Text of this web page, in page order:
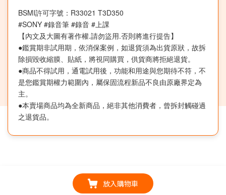
BSMI許可字號：R33021 T3D350
#SONY #錄音筆 #錄音 #上課
【內文及大圖有著作權.請勿盜用.否則將進行提告】
●鑑賞期非試用期，依消保案例，如退貨須為出貨原狀，故拆
除損毀收縮膜、貼紙，將視同購買，供貨商將拒絕退貨。
●商品不得試用，通電試用後，功能和用途與您期待不符，不
是您鑑賞期權力範圍內，屬保固流程新品不良由原廠界定為
主。
●本賣場商品均為全新商品，絕非其他消費者，曾拆封觸碰過
之退貨品。
放入購物車